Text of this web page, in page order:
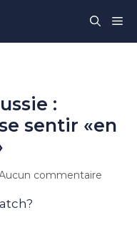
:
sentir «en
commentaire